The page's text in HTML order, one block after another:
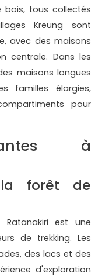
tous collectés
Kreung sont
avec des maisons
centrale. Dans les
maisons longues
familles élargies,
pour
à
forêt de
est une
de trekking. Les
des lacs et des
d'exploration